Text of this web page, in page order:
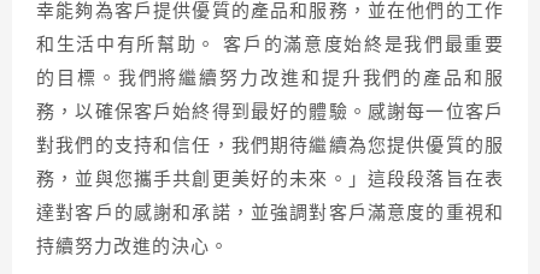
幸能夠為客戶提供優質的產品和服務，並在他們的工作
和生活中有所幫助。 客戶的滿意度始終是我們最重要
的目標。我們將繼續努力改進和提升我們的產品和服
務，以確保客戶始終得到最好的體驗。感謝每一位客戶
對我們的支持和信任，我們期待繼續為您提供優質的服
務，並與您攜手共創更美好的未來。」這段段落旨在表
達對客戶的感謝和承諾，並強調對客戶滿意度的重視和
持續努力改進的決心。